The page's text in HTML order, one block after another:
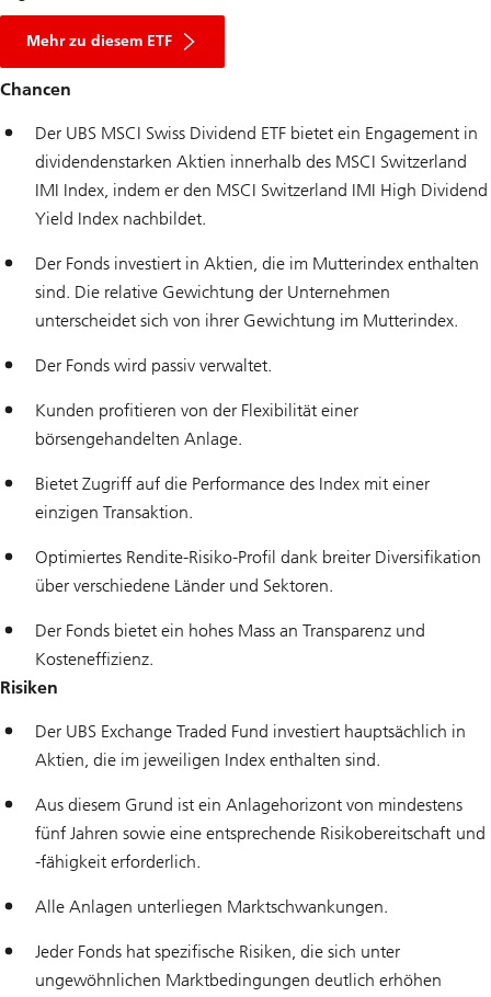
Mehr zu diesem ETF
Chancen
Der UBS MSCI Swiss Dividend ETF bietet ein Engagement in
dividendenstarken Aktien innerhalb des MSCI Switzerland
IMI Index, indem er den MSCI Switzerland IMI High Dividend
Yield Index nachbildet.
Der Fonds investiert in Aktien, die im Mutterindex enthalten
sind. Die relative Gewichtung der Unternehmen
unterscheidet sich von ihrer Gewichtung im Mutterindex.
Der Fonds wird passiv verwaltet.
Kunden profitieren von der Flexibilität einer
börsengehandelten Anlage.
Bietet Zugriff auf die Performance des Index mit einer
einzigen Transaktion.
Optimiertes Rendite-Risiko-Profil dank breiter Diversifikation
über verschiedene Länder und Sektoren.
Der Fonds bietet ein hohes Mass an Transparenz und
Kosteneffizienz.
Risiken
Der UBS Exchange Traded Fund investiert hauptsächlich in
Aktien, die im jeweiligen Index enthalten sind.
Aus diesem Grund ist ein Anlagehorizont von mindestens
fünf Jahren sowie eine entsprechende Risikobereitschaft und
-fähigkeit erforderlich.
Alle Anlagen unterliegen Marktschwankungen.
Jeder Fonds hat spezifische Risiken, die sich unter
ungewöhnlichen Marktbedingungen deutlich erhöhen